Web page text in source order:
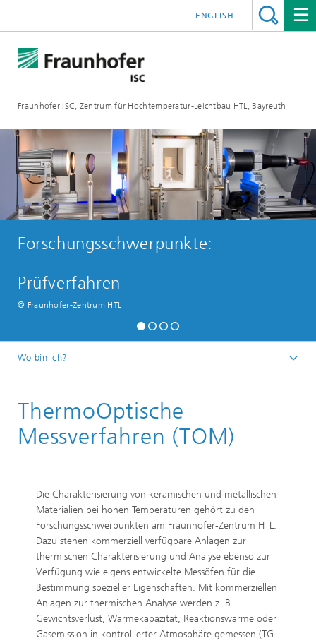
Fraunhofer ISC, Zentrum für Hochtemperatur-Leichtbau HTL, Bayreuth
ENGLISH
Forschungsschwerpunkte:
Prüfverfahren
© Fraunhofer-Zentrum HTL
Wo bin ich?
Forschungsschwerpunkte
Prüfverfahren
ThermoOptische
Messverfahren (TOM)
Die Charakterisierung von keramischen und metallischen
Materialien bei hohen Temperaturen gehört zu den
Forschungsschwerpunkten am Fraunhofer-Zentrum HTL.
Dazu stehen kommerziell verfügbare Anlagen zur
thermischen Charakterisierung und Analyse ebenso zur
Verfügung wie eigens entwickelte Messöfen für die
Bestimmung spezieller Eigenschaften. Mit kommerziellen
Anlagen zur thermischen Analyse werden z. B.
Gewichtsverlust, Wärmekapazität, Reaktionswärme oder
Gasemission in kontrollierter Atmosphäre gemessen (TG-